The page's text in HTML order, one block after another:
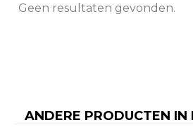
Geen resultaten gevonden.
ANDERE PRODUCTEN IN